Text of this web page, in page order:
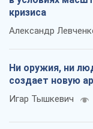
кризиса
Александр
Ни оружия, ни
создает новую
Игар Тышкевич